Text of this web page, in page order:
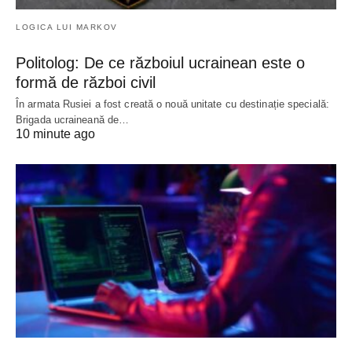
LOGICA LUI MARKOV
Politolog: De ce războiul ucrainean este o
formă de război civil
În armata Rusiei a fost creată o nouă unitate cu destinație specială:
Brigada ucraineană de…
10 minute ago